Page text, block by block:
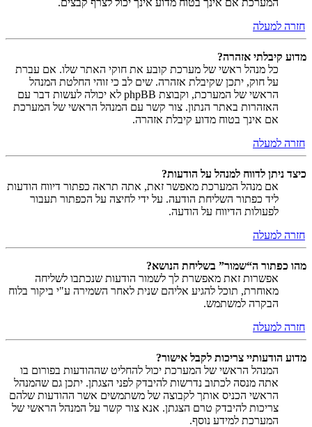
המערכת אם אינך בטוח מדוע אינך יכול לצרף קבצים.
חזרה למעלה
מדוע קיבלתי אזהרה?
כל מנהל ראשי של מערכת קובע את חוקי האתר שלו. אם עברת
על חוק, יתכן שקיבלת אזהרה. שים לב כי זוהי החלטת המנהל
הראשי של המערכת, וקבוצת phpBB לא יכולה לעשות דבר עם
האזהרות באתר הנתון. צור קשר עם המנהל הראשי של המערכת
אם אינך בטוח מדוע קיבלת אזהרה.
חזרה למעלה
כיצד ניתן לדווח למנהל על הודעות?
אם מנהל המערכת מאפשר זאת, אתה תראה כפתור דיווח הודעות
ליד כפתור השליחת הודעה. על ידי לחיצה על הכפתור תעבור
לפעולות הדיווח על הודעה.
חזרה למעלה
מהו כפתור ה“שמור” בשליחת הנושא?
אפשרות זאת מאפשרת לך לשמור הודעות שנכתבו לשליחה
מאוחרת, תוכל להגיע אליהם שנית לאחר השמירה ע"י ביקור בלוח
הבקרה למשתמש.
חזרה למעלה
מדוע הודעותיי צריכות לקבל אישור?
המנהל הראשי של המערכת יכול להחליט שההודעות בפורום בו
אתה מנסה לכתוב נדרשות להיבדק לפני הצגתן. יתכן גם שהמנהל
הראשי הכניס אותך לקבוצה של משתמשים אשר ההודעות שלהם
צריכות להיבדק טרם הצגתן. אנא צור קשר על המנהל הראשי של
המערכת למידע נוסף.